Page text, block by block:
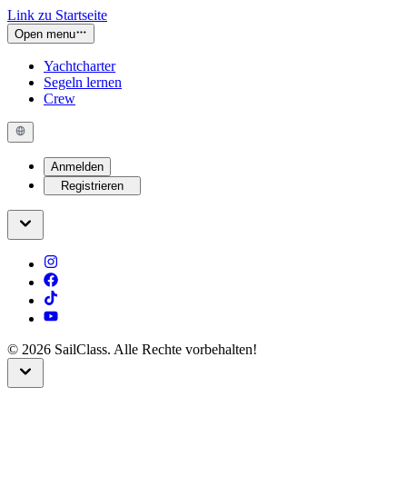
Link zu Startseite
Open menu
Yachtcharter
Segeln lernen
Crew
Anmelden
Registrieren
© 2026 SailClass. Alle Rechte vorbehalten!